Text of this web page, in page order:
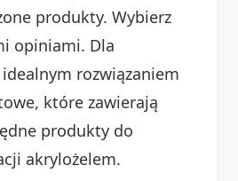
produkty. Wybierz
opiniami. Dla
rozwiązaniem
które zawierają
produkty do
akrylożelem.